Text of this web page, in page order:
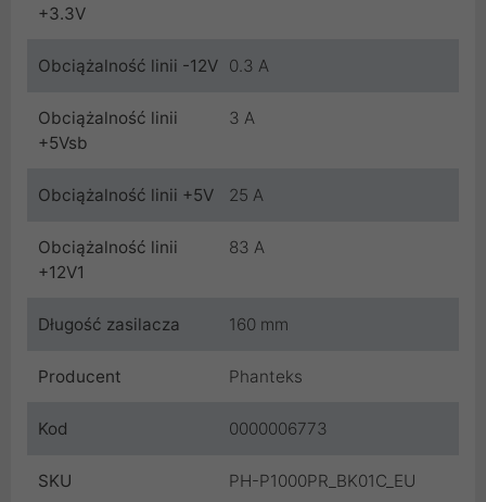
+3.3V
Obciążalność linii -12V 0.3 A
Obciążalność linii
+5Vsb
3 A
Obciążalność linii +5V 25 A
Obciążalność linii
+12V1
83 A
Długość zasilacza 160 mm
Producent Phanteks
Kod 0000006773
SKU PH-P1000PR_BK01C_EU